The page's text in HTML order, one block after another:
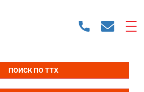
ПОИСК ПО ТТХ